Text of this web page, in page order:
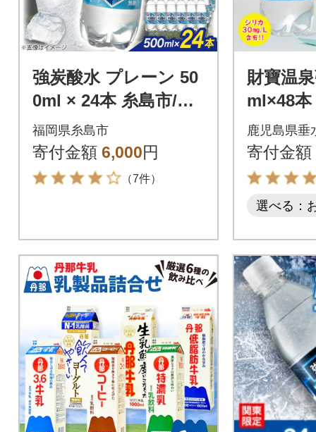
強炭酸水 プレーン 50
0ml × 24本 糸島市/ス
ターナイン 炭酸水 国
産 [ARM002]
福岡県糸島市
寄付金額 6,000円
（7件）
財寶温
ml×48本
鹿児島県垂
寄付金額
選べる：